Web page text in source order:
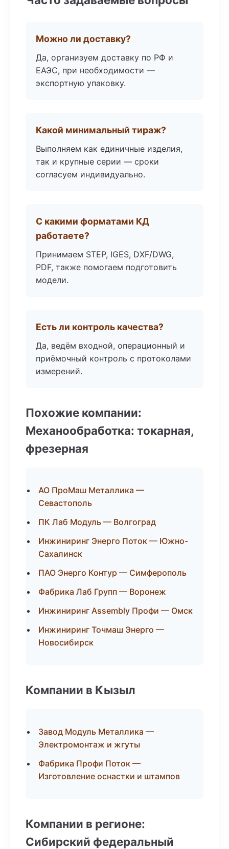
Можно ли доставку?
Да, организуем доставку по РФ и
ЕАЭС, при необходимости —
экспортную упаковку.
Какой минимальный тираж?
Выполняем как единичные изделия,
так и крупные серии — сроки
согласуем индивидуально.
С какими форматами КД
работаете?
Принимаем STEP, IGES, DXF/DWG,
PDF, также помогаем подготовить
модели.
Есть ли контроль качества?
Да, ведём входной, операционный и
приёмочный контроль с протоколами
измерений.
Похожие компании:
Механообработка: токарная,
фрезерная
АО ПроМаш Металлика —
Севастополь
ПК Лаб Модуль — Волгоград
Инжиниринг Энерго Поток — Южно-
Сахалинск
ПАО Энерго Контур — Симферополь
Фабрика Лаб Групп — Воронеж
Инжиниринг Assembly Профи — Омск
Инжиниринг Точмаш Энерго —
Новосибирск
Компании в Кызыл
Завод Модуль Металлика —
Электромонтаж и жгуты
Фабрика Профи Поток —
Изготовление оснастки и штампов
Компании в регионе:
Сибирский федеральный